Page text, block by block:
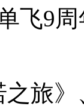
飞9
》